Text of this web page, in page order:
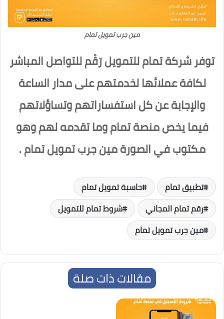
مين جرب تمويل تمام
توفر شركة تمام للتمويل رَقْم للتواصل المباشر
لكافة عملائها لخدمتهم على مدار الساعة
والإجابة عن كل استفساراتهم وتساؤلاتهم
فيما يخص منصة تمام وما تقدمه لهم وهو
مكتوب في الصورة مين جرب تمويل تمام .
تطبيق تمام
حاسبة تمويل تمام
رقم تمام المجاني
شروط تمام للتمويل
مين جرب تمويل تمام
مقالات ذات صلة